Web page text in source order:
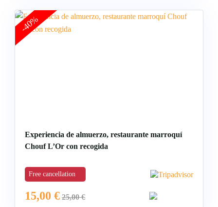
-40%
Experiencia de almuerzo, restaurante marroquí
Chouf L’Or con recogida
Free cancellation
15,00 € 25,00€